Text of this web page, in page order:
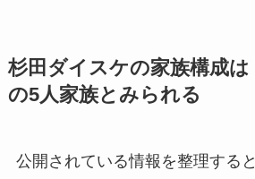
杉田ダイスケの家族構成は
の5人家族とみられる
公開されている情報を整理する